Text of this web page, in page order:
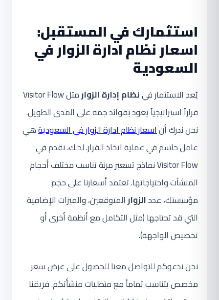
استثمارك في المستقبل:
اسعار نظام ادارة الزوار في
السعودية
يُعد الاستثمار فينظام إدارة الزوار
مثل Visitor Flow
قراراً استراتيجياً يعود بفوائد جمة على المدى الطويل.
نحن ندرك أناسعار نظام ادارة الزوار في السعوديةهي
عامل حاسم في عملية اتخاذ القرار. لذلك، نقدم في
Visitor Flow نماذج تسعير مرنة تناسب مختلف أحجام
المنشآت واحتياجاتها. تعتمد أسعارنا على حجم
مؤسستك، عددالزوارالمتوقعين، والميزات الإضافية
التي قد تحتاجها (مثل التكامل مع أنظمة أخرى أو
تخصيص الواجهة).
نحن ندعوكم للتواصل معنا للحصول على عرض سعر
مخصص يتناسب تماماً مع متطلبات منشأتكم. فريقنا